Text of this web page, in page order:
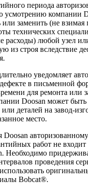
периода
усмотрению компании
заменить (не взимая
технических
расходы) любой узел
из строя вследствие
уведомляет
в письменной
для ремонта или
Doosan может быть
деталей на завод-
место.
Doosan
работ не входит
Необходимо
проведения
Bobcat®.